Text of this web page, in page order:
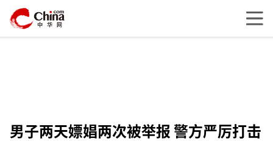
男子两天嫖娼两次被举报 警方严厉打击